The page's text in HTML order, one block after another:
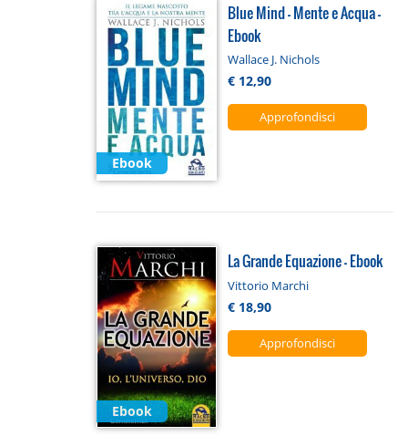
Ebook
Blue Mind - Mente e Acqua -
Ebook
Wallace J. Nichols
€ 12,90
Approfondisci
Ebook
La Grande Equazione - Ebook
Vittorio Marchi
€ 18,90
Approfondisci